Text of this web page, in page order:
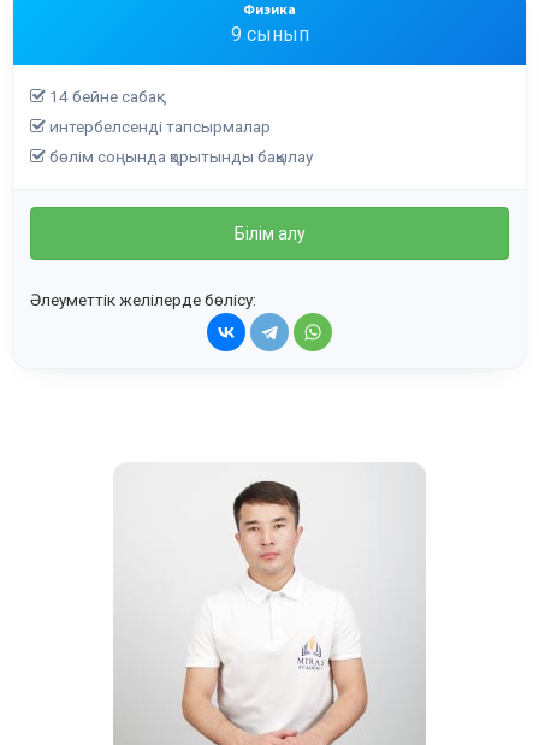
Физика
9 сынып
14 бейне сабақ
интербелсенді тапсырмалар
бөлім соңында қорытынды бақылау
Білім алу
Әлеуметтік желілерде бөлісу: